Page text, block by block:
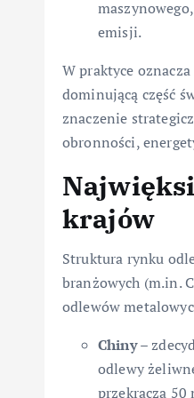
emisji.
W praktyce
dominującą część
znaczenie
obronności,
krajów
Struktura rynku
branżowych (m.in.
odlewów
Chiny–
odlewy
przekracza